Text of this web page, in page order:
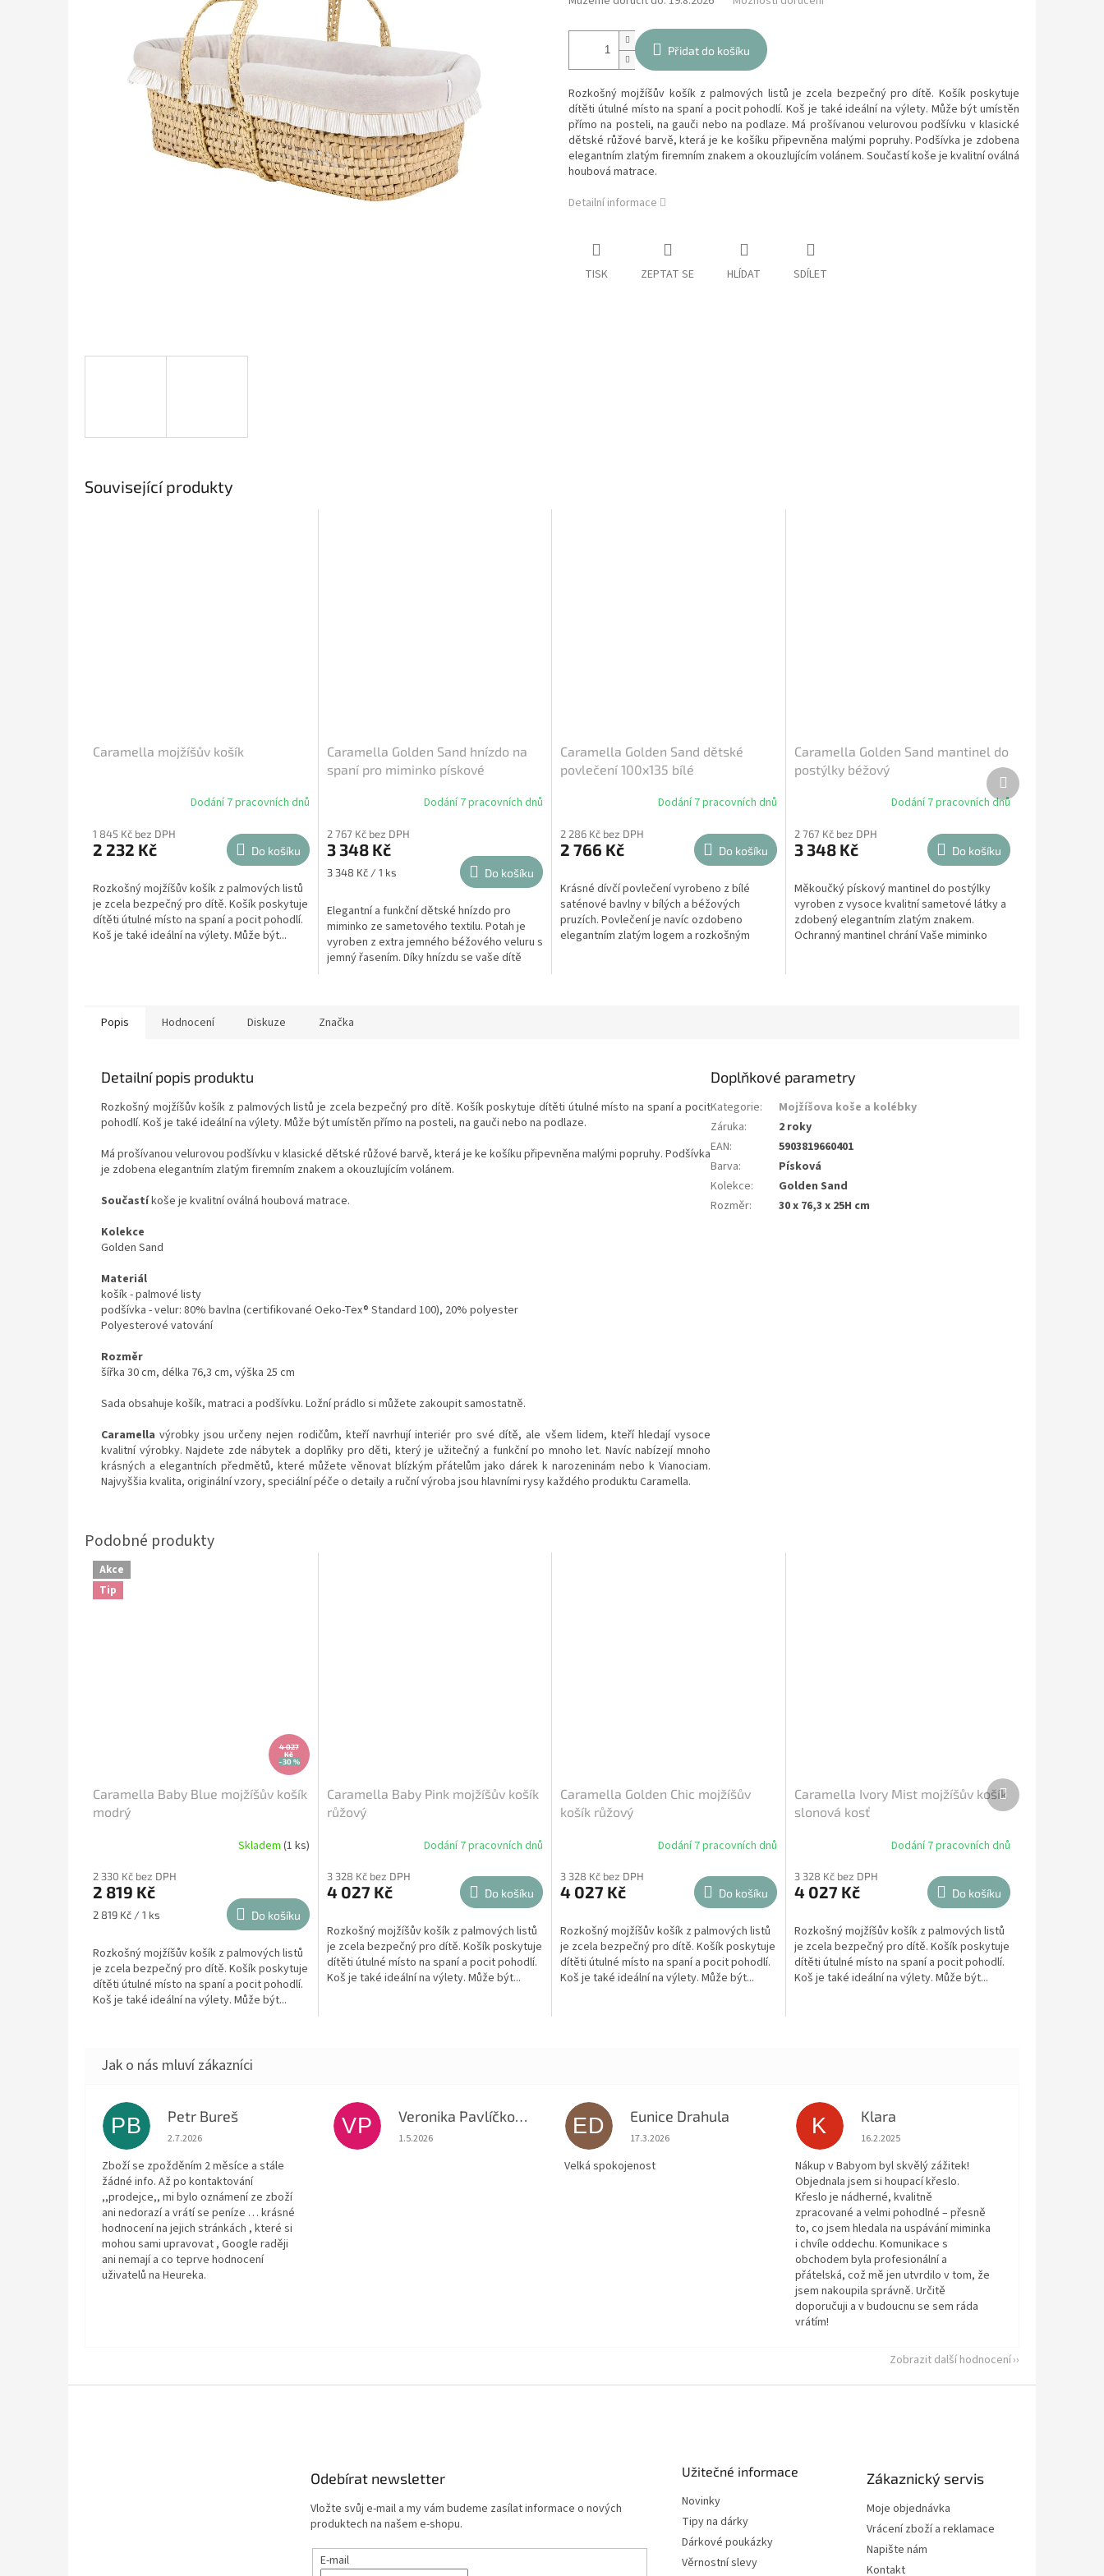
Přidat do košíku
Rozkošný mojžíšův košík z palmových listů je zcela bezpečný pro dítě. Košík poskytuje
dítěti útulné místo na spaní a pocit pohodlí. Koš je také ideální na výlety. Může být umístěn
přímo na posteli, na gauči nebo na podlaze. Má prošívanou velurovou podšívku v klasické
dětské růžové barvě, která je ke košíku připevněna malými popruhy. Podšívka je zdobena
elegantním zlatým firemním znakem a okouzlujícím volánem. Součastí koše je kvalitní oválná
houbová matrace.
Detailní informace
TISK ZEPTAT SE HLÍDAT SDÍLET
Související produkty
Caramella mojžíšův košík
Dodání 7 pracovních dnů
1 845 Kč bez DPH
2 232 Kč Do košíku
Rozkošný mojžíšův košík z palmových listů
je zcela bezpečný pro dítě. Košík poskytuje
dítěti útulné místo na spaní a pocit pohodlí.
Koš je také ideální na výlety. Může být...
Caramella Golden Sand hnízdo na
spaní pro miminko pískové
Dodání 7 pracovních dnů
2 767 Kč bez DPH
3 348 Kč
Měrná
3 348 Kč / 1 ks Do košíku
Elegantní a funkční dětské hnízdo pro
miminko ze sametového textilu. Potah je
vyroben z extra jemného béžového veluru s
jemný řasením. Díky hnízdu se vaše dítě
Caramella Golden Sand dětské
povlečení 100x135 bílé
Dodání 7 pracovních dnů
2 286 Kč bez DPH
2 766 Kč Do košíku
Krásné dívčí povlečení vyrobeno z bílé
saténové bavlny v bílých a béžových
pruzích. Povlečení je navíc ozdobeno
elegantním zlatým logem a rozkošným
Caramella Golden Sand mantinel do
postýlky béžový
Dodání 7 pracovních dnů
2 767 Kč bez DPH
3 348 Kč Do košíku
Měkoučký pískový mantinel do postýlky
vyroben z vysoce kvalitní sametové látky a
zdobený elegantním zlatým znakem.
Ochranný mantinel chrání Vaše miminko
Další
produkt
Popis Hodnocení Diskuze Značka
Detailní popis produktu
Rozkošný mojžíšův košík z palmových listů je zcela bezpečný pro dítě. Košík poskytuje dítěti útulné místo na spaní a pocit
pohodlí. Koš je také ideální na výlety. Může být umístěn přímo na posteli, na gauči nebo na podlaze.
Má prošívanou velurovou podšívku v klasické dětské růžové barvě, která je ke košíku připevněna malými popruhy. Podšívka
je zdobena elegantním zlatým firemním znakem a okouzlujícím volánem.
Součastíkoše je kvalitní oválná houbová matrace.
Kolekce
Golden Sand
Materiál
košík - palmové listy
podšívka - velur: 80% bavlna (certifikované Oeko-Tex® Standard 100), 20% polyester
Polyesterové vatování
Rozměr
šířka 30 cm, délka 76,3 cm, výška 25 cm
Sada obsahuje košík, matraci a podšívku. Ložní prádlo si můžete zakoupit samostatně.
Caramella výrobky jsou určeny nejen rodičům, kteří navrhují interiér pro své dítě, ale všem lidem, kteří hledají vysoce
kvalitní výrobky. Najdete zde nábytek a doplňky pro děti, který je užitečný a funkční po mnoho let. Navíc nabízejí mnoho
krásných a elegantních předmětů, které můžete věnovat blízkým přátelům jako dárek k narozeninám nebo k Vianociam.
Najvyššia kvalita, originální vzory, speciální péče o detaily a ruční výroba jsou hlavními rysy každého produktu Caramella.
Doplňkové parametry
Kategorie:
Mojžíšova koše a kolébky
Záruka:
2 roky
EAN:
5903819660401
Barva:
Písková
Kolekce:
Golden Sand
Rozměr: 30 x 76,3 x 25H cm
Akce
Tip
4 027
Kč
–30 %
Caramella Baby Blue mojžíšův košík
modrý
Skladem (1 ks)
2 330 Kč bez DPH
2 819 Kč
Měrná
2 819 Kč / 1 ks Do košíku
Rozkošný mojžíšův košík z palmových listů
je zcela bezpečný pro dítě. Košík poskytuje
dítěti útulné místo na spaní a pocit pohodlí.
Koš je také ideální na výlety. Může být...
Caramella Baby Pink mojžíšův košík
růžový
Dodání 7 pracovních dnů
3 328 Kč bez DPH
4 027 Kč Do košíku
Rozkošný mojžíšův košík z palmových listů
je zcela bezpečný pro dítě. Košík poskytuje
dítěti útulné místo na spaní a pocit pohodlí.
Koš je také ideální na výlety. Může být...
Caramella Golden Chic mojžíšův
košík růžový
Dodání 7 pracovních dnů
3 328 Kč bez DPH
4 027 Kč Do košíku
Rozkošný mojžíšův košík z palmových listů
je zcela bezpečný pro dítě. Košík poskytuje
dítěti útulné místo na spaní a pocit pohodlí.
Koš je také ideální na výlety. Může být...
Caramella Ivory Mist mojžíšův košík
slonová kosť
Dodání 7 pracovních dnů
3 328 Kč bez DPH
4 027 Kč Do košíku
Rozkošný mojžíšův košík z palmových listů
je zcela bezpečný pro dítě. Košík poskytuje
dítěti útulné místo na spaní a pocit pohodlí.
Koš je také ideální na výlety. Může být...
Další
produkt
PB Petr Bureš
Hodnocení obchodu je 1 z 5 hvězdiček.
2.7.2026
Zboží se zpožděním 2 měsíce a stále
žádné info. Až po kontaktování
,,prodejce,, mi bylo oznámení ze zboží
ani nedorazí a vrátí se peníze … krásné
hodnocení na jejich stránkách , které si
mohou sami upravovat , Google raději
ani nemají a co teprve hodnocení
uživatelů na Heureka.
VP Veronika Pavlíčková
Hodnocení obchodu je 5 z 5 hvězdiček.
1.5.2026
ED Eunice Drahula
Hodnocení obchodu je 5 z 5 hvězdiček.
17.3.2026
Velká spokojenost
K Klara
Hodnocení obchodu je 5 z 5 hvězdiček.
16.2.2025
Nákup v Babyom byl skvělý zážitek!
Objednala jsem si houpací křeslo.
Křeslo je nádherné, kvalitně
zpracované a velmi pohodlné – přesně
to, co jsem hledala na uspávání miminka
i chvíle oddechu. Komunikace s
obchodem byla profesionální a
přátelská, což mě jen utvrdilo v tom, že
jsem nakoupila správně. Určitě
doporučuji a v budoucnu se sem ráda
vrátím!
Zobrazit další hodnocení
Odebírat newsletter
Vložte svůj e-mail a my vám budeme zasílat informace o nových
produktech na našem e-shopu.
E-mail
Užitečné informace
Novinky
Tipy na dárky
Dárkové poukázky
Věrnostní slevy
Zákaznický servis
Moje objednávka
Vrácení zboží a reklamace
Napište nám
Kontakt